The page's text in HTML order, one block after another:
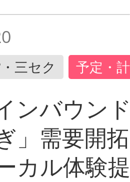
三セク 予定・
バウン
」需要開
カル体験